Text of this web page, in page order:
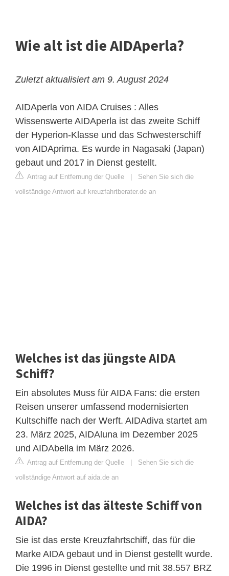
Wie alt ist die AIDAperla?
Zuletzt aktualisiert am 9. August 2024
AIDAperla von AIDA Cruises : Alles
Wissenswerte AIDAperla ist das zweite Schiff
der Hyperion-Klasse und das Schwesterschiff
von AIDAprima. Es wurde in Nagasaki (Japan)
gebaut und 2017 in Dienst gestellt.
Antrag auf Entfernung der Quelle
Sehen Sie sich die
vollständige Antwort auf kreuzfahrtberater.de an
Welches ist das jüngste AIDA
Schiff?
Ein absolutes Muss für AIDA Fans: die ersten
Reisen unserer umfassend modernisierten
Kultschiffe nach der Werft. AIDAdiva startet am
23. März 2025, AIDAluna im Dezember 2025
und AIDAbella im März 2026.
Antrag auf Entfernung der Quelle
Sehen Sie sich die
vollständige Antwort auf aida.de an
Welches ist das älteste Schiff von
AIDA?
Sie ist das erste Kreuzfahrtschiff, das für die
Marke AIDA gebaut und in Dienst gestellt wurde.
Die 1996 in Dienst gestellte und mit 38.557 BRZ